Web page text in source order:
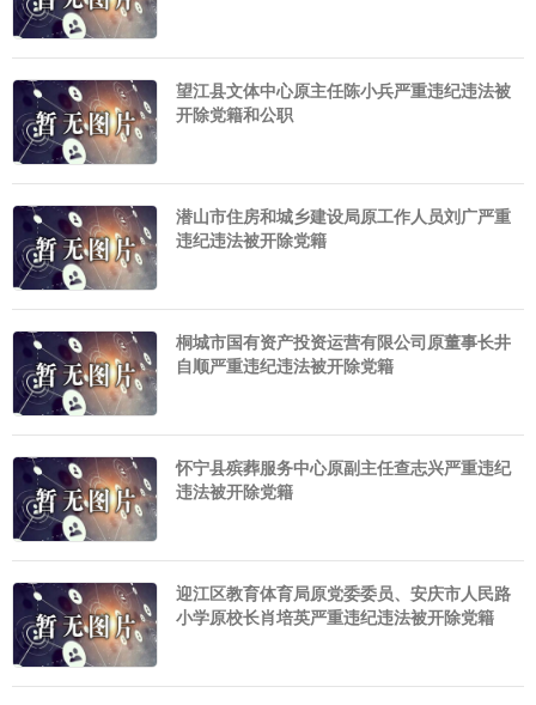
望江县文体中心原主任陈小兵严重违纪违法被
开除党籍和公职
潜山市住房和城乡建设局原工作人员刘广严重
违纪违法被开除党籍
桐城市国有资产投资运营有限公司原董事长井
自顺严重违纪违法被开除党籍
怀宁县殡葬服务中心原副主任查志兴严重违纪
违法被开除党籍
迎江区教育体育局原党委委员、安庆市人民路
小学原校长肖培英严重违纪违法被开除党籍